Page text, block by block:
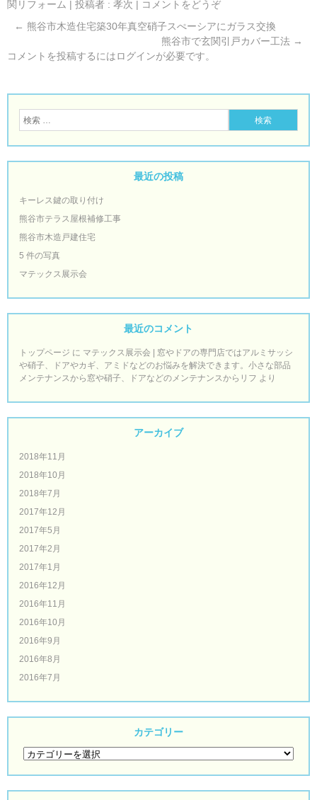
関リフォーム | 投稿者 : 孝次 | コメントをどうぞ
← 熊谷市木造住宅築30年真空硝子スぺーシアにガラス交換
熊谷市で玄関引戸カバー工法 →
コメントを投稿するにはログインが必要です。
最近の投稿
キーレス鍵の取り付け
熊谷市テラス屋根補修工事
熊谷市木造戸建住宅
5 件の写真
マテックス展示会
最近のコメント
トップページ に マテックス展示会 | 窓やドアの専門店ではアルミサッシ
や硝子、ドアやカギ、アミドなどのお悩みを解決できます。小さな部品
メンテナンスから窓や硝子、ドアなどのメンテナンスからリフ より
アーカイブ
2018年11月
2018年10月
2018年7月
2017年12月
2017年5月
2017年2月
2017年1月
2016年12月
2016年11月
2016年10月
2016年9月
2016年8月
2016年7月
カテゴリー